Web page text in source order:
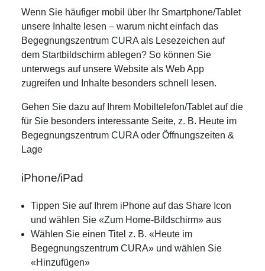
Wenn Sie häufiger mobil über Ihr Smartphone/Tablet
unsere Inhalte lesen – warum nicht einfach das
Begegnungszentrum CURA als Lesezeichen auf
dem Startbildschirm ablegen? So können Sie
unterwegs auf unsere Website als Web App
zugreifen und Inhalte besonders schnell lesen.
Gehen Sie dazu auf Ihrem Mobiltelefon/Tablet auf die
für Sie besonders interessante Seite, z. B. Heute im
Begegnungszentrum CURA oder Öffnungszeiten &
Lage
iPhone/iPad
Tippen Sie auf Ihrem iPhone auf das Share Icon
und wählen Sie «Zum Home-Bildschirm» aus
Wählen Sie einen Titel z. B. «Heute im
Begegnungszentrum CURA» und wählen Sie
«Hinzufügen»